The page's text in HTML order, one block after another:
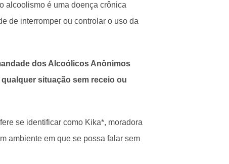
alcoolismo é uma doença crônica
de interromper ou controlar o uso da
dos Alcoólicos Anônimos
situação sem receio ou
se identificar como Kika*, moradora
ambiente em que se possa falar sem